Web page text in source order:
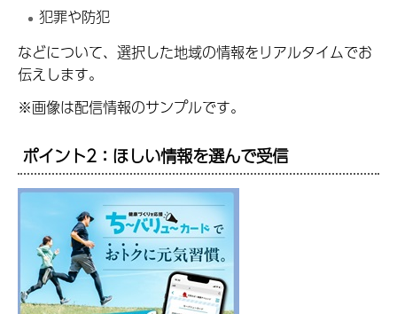
犯罪や防犯
などについて、選択した地域の情報をリアルタイムでお
伝えします。
※画像は配信情報のサンプルです。
ポイント2：ほしい情報を選んで受信